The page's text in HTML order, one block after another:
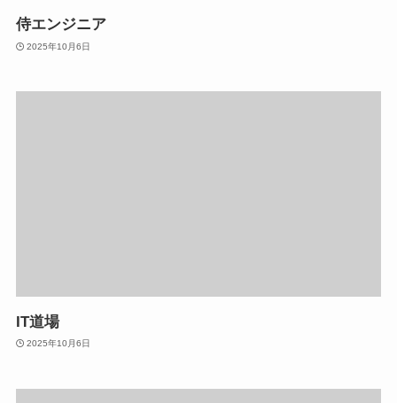
侍エンジニア
2025年10月6日
IT道場
2025年10月6日